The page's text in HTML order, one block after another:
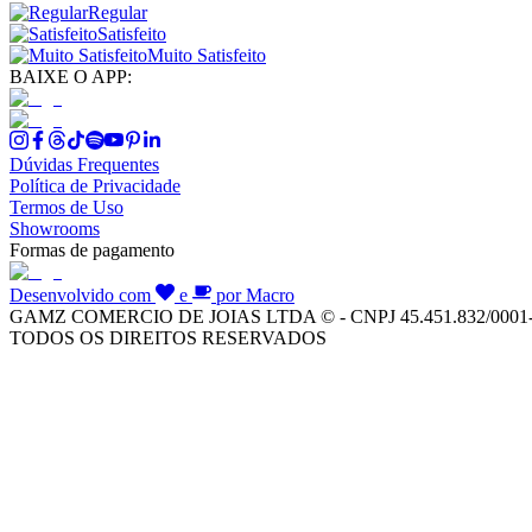
Regular
Satisfeito
Muito Satisfeito
BAIXE O APP:
Dúvidas Frequentes
Política de Privacidade
Termos de Uso
Showrooms
Formas de pagamento
Desenvolvido com e
por Macro
GAMZ COMERCIO DE JOIAS LTDA © - CNPJ 45.451.832/
TODOS OS DIREITOS RESERVADOS